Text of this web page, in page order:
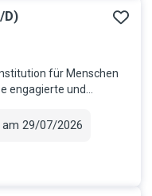
D)
für Menschen
engagierte und
am 29/07/2026